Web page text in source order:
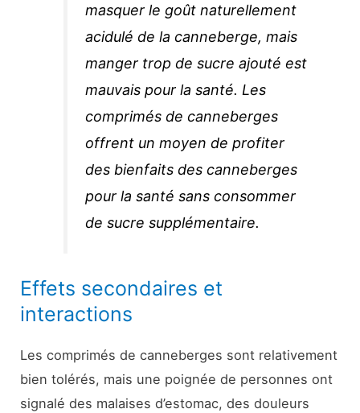
masquer le goût naturellement
acidulé de la canneberge, mais
manger trop de sucre ajouté est
mauvais pour la santé. Les
comprimés de canneberges
offrent un moyen de profiter
des bienfaits des canneberges
pour la santé sans consommer
de sucre supplémentaire.
Effets secondaires et
interactions
Les comprimés de canneberges sont relativement
bien tolérés, mais une poignée de personnes ont
signalé des malaises d’estomac, des douleurs